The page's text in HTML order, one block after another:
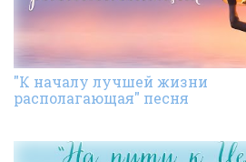
"К началу лучшей жизни
располагающая" песня